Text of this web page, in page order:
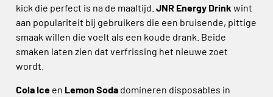
kick die perfect is na de maaltijd. JNR Energy Drink wint
aan populariteit bij gebruikers die een bruisende, pittige
smaak willen die voelt als een koude drank. Beide
smaken laten zien dat verfrissing het nieuwe zoet
wordt.
Cola Ice en Lemon Soda domineren disposables in